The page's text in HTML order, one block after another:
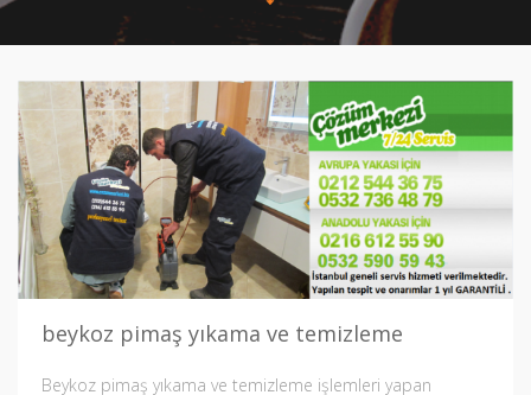
beykoz pimaş yıkama ve temizleme
Beykoz pimaş yıkama ve temizleme işlemleri yapan